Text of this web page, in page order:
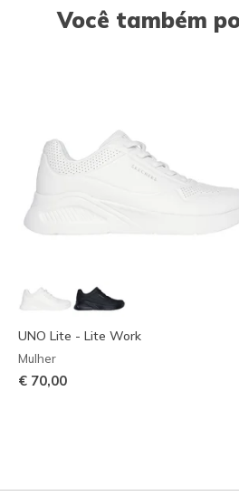
Você também
UNO Lite - Lite Work
Mulher
€ 70,00